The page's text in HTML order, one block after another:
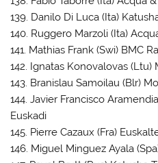
139. Danilo Di Luca (Ita)
140. Ruggero Marzoli (Ita)
141. Mathias Frank (Swi) BMC
142. Ignatas Konovalovas (Ltu)
143. Branislau Samoilau (Blr)
144. Javier Francisco
Euskadi
145. Pierre Cazaux (Fra)
146. Miguel Minguez Ayala